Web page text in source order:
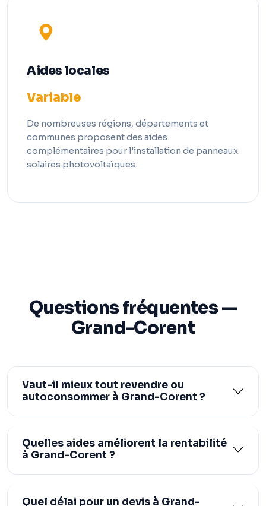
Aides locales
Variable
De nombreuses régions, départements et
communes proposent des aides
complémentaires pour l'installation de panneaux
solaires photovoltaïques.
Questions fréquentes —
Grand-Corent
Vaut-il mieux tout revendre ou
autoconsommer à Grand-Corent ?
Quelles aides améliorent la rentabilité
à Grand-Corent ?
Quel délai pour un devis à Grand-